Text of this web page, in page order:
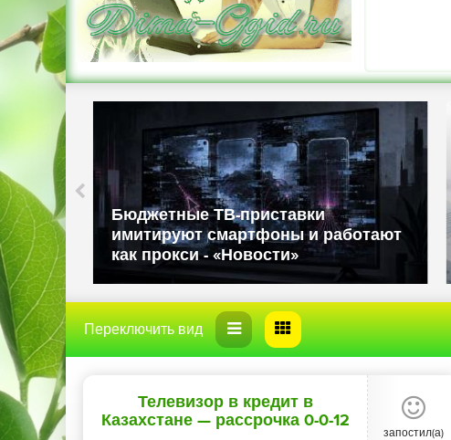
хакер использовал
для проведения
атак - «Новости»
Власти США
иностранных
национальной
«Новости»
Телевизор в кредит в
Казахстане — рассрочка 0-0-12
запостил(а)